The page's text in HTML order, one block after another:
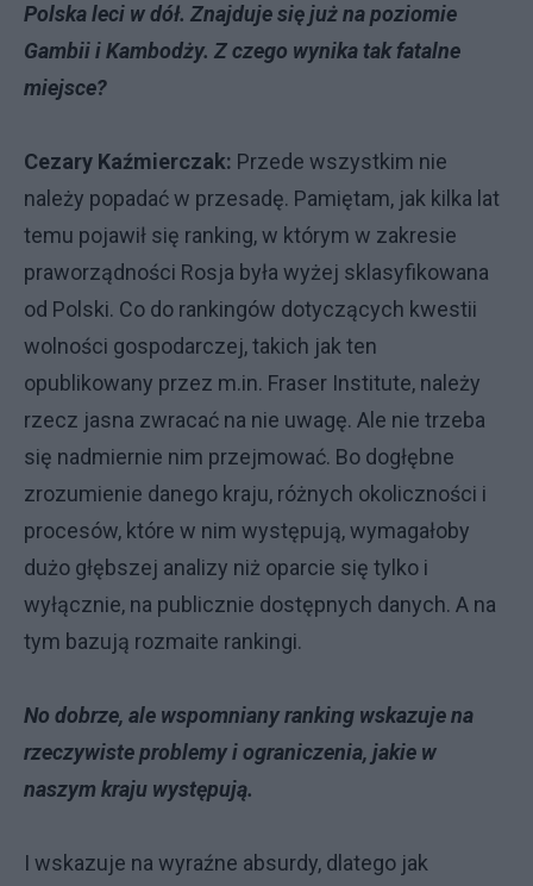
Polska leci w dół. Znajduje się już na poziomie
Gambii i Kambodży. Z czego wynika tak fatalne
miejsce?
Cezary Kaźmierczak: Przede wszystkim nie
należy popadać w przesadę. Pamiętam, jak kilka lat
temu pojawił się ranking, w którym w zakresie
praworządności Rosja była wyżej sklasyfikowana
od Polski. Co do rankingów dotyczących kwestii
wolności gospodarczej, takich jak ten
opublikowany przez m.in. Fraser Institute, należy
rzecz jasna zwracać na nie uwagę. Ale nie trzeba
się nadmiernie nim przejmować. Bo dogłębne
zrozumienie danego kraju, różnych okoliczności i
procesów, które w nim występują, wymagałoby
dużo głębszej analizy niż oparcie się tylko i
wyłącznie, na publicznie dostępnych danych. A na
tym bazują rozmaite rankingi.
No dobrze, ale wspomniany ranking wskazuje na
rzeczywiste problemy i ograniczenia, jakie w
naszym kraju występują.
I wskazuje na wyraźne absurdy, dlatego jak